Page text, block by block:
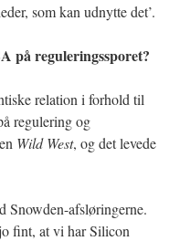
som kan udnytte det’.
på reguleringssporet?
relation i forhold til
regulering og
Wild West, og det levede
Snowden-afsløringerne.
fint, at vi har Silicon